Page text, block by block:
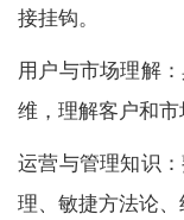
接挂钩。
用户与市场理解
维，理解客户和市
运营与管理知识
理、敏捷方法论、